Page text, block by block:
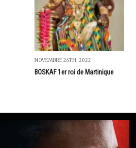
NOVEMBRE 26TH, 2022
BOSKAF 1er roi de Martinique